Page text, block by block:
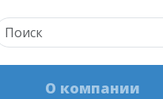
О компании